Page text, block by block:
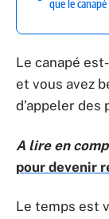
que le
Le canapé
et vous avez
d’appeler
A lire en
pour devenir
Le temps est